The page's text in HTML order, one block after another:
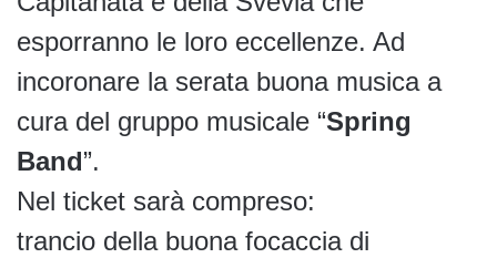
esporranno le loro eccellenze. Ad
incoronare la serata buona musica a
cura del gruppo musicale “Spring
Band”.
Nel ticket sarà compreso:
trancio della buona focaccia di